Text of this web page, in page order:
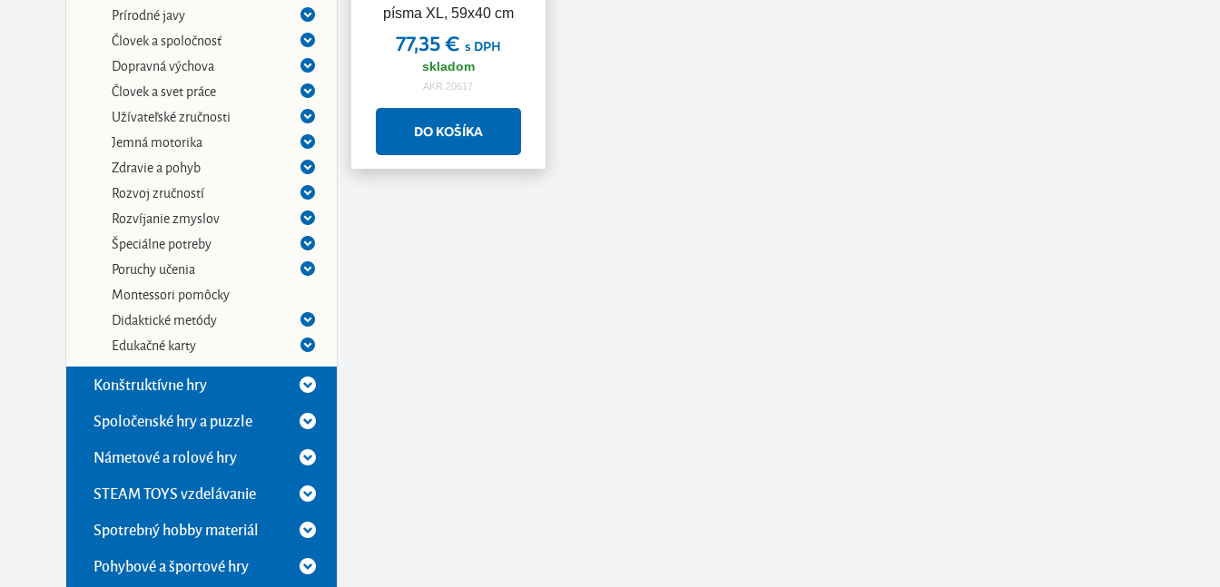
Prírodné javy
Človek a spoločnosť
Dopravná výchova
Človek a svet práce
Užívateľské zručnosti
Jemná motorika
Zdravie a pohyb
Rozvoj zručností
Rozvíjanie zmyslov
Špeciálne potreby
Poruchy učenia
Montessori pomôcky
Didaktické metódy
Edukačné karty
Konštruktívne hry
Spoločenské hry a puzzle
Námetové a rolové hry
STEAM TOYS vzdelávanie
Spotrebný hobby materiál
Pohybové a športové hry
písma XL, 59x40 cm
77,35 € s DPH
skladom
AKR.20617